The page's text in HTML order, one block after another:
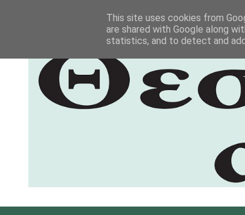
This site uses cookies from
are shared with Google along
statistics, and to detect and